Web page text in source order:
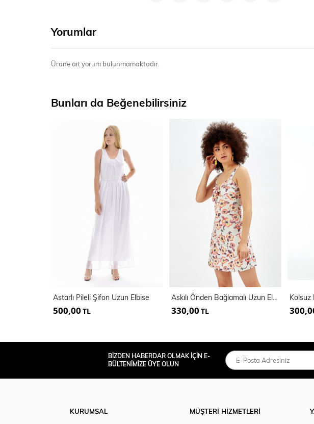
Yorumlar
Ürüne ait yorum bulunmamaktadır.
Bunları da Beğenebilirsiniz
Astarlı Pileli Şifon Uzun Elbise
500,00 TL
Askılı Önden Bağlamalı Uzun Elbise
330,00 TL
BİZDEN HABERDAR OLMAK İÇİN E-
BÜLTENİMİZE ÜYE OLUN
KURUMSAL
MÜŞTERİ HİZMETLERİ